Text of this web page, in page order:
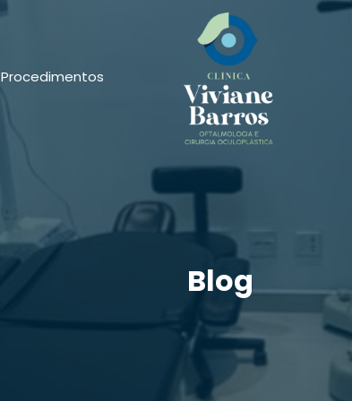
Procedimentos
Blog